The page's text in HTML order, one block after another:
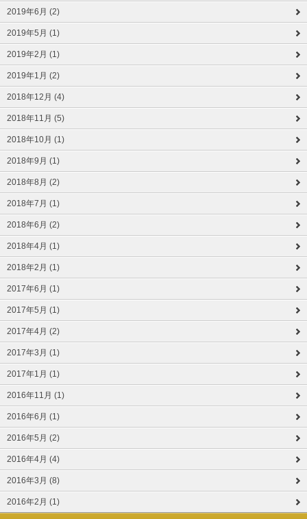
2019年6月 (2)
2019年5月 (1)
2019年2月 (1)
2019年1月 (2)
2018年12月 (4)
2018年11月 (5)
2018年10月 (1)
2018年9月 (1)
2018年8月 (2)
2018年7月 (1)
2018年6月 (2)
2018年4月 (1)
2018年2月 (1)
2017年6月 (1)
2017年5月 (1)
2017年4月 (2)
2017年3月 (1)
2017年1月 (1)
2016年11月 (1)
2016年6月 (1)
2016年5月 (2)
2016年4月 (4)
2016年3月 (8)
2016年2月 (1)